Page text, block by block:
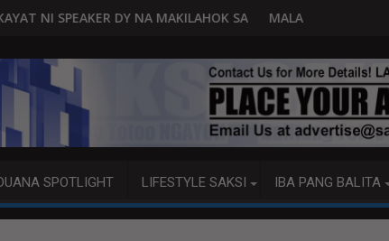
SA PAGBUO NG MGA BATAS
MALACAÑANG PINAAARAL NA SA DOJ ANG
SPOTLIGHT LIFESTYLE SAKSI IBA PANG BALITA